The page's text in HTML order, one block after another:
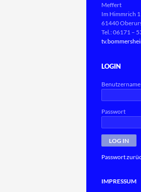
Meffert
Im Himmrich
61440
Tel.: 06171 –
LOGIN
Benutzername
Passwort
Passwort
IMPRESSUM